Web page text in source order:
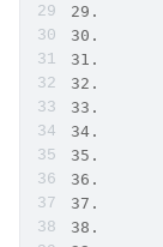
29.
30.
31.
33.
34.
35.
36.
37.
38.